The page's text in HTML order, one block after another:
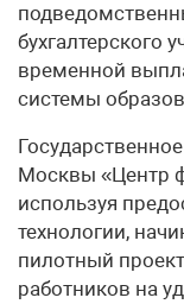
бухгалтерского
временной
системы
Москвы «Центр
используя
технологии,
пилотный
работников на